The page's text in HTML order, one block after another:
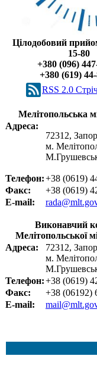
Цілодобовий
15-80
+380 (096)
+380 (619)
RSS 2.0
Мелітопольська
Адреса:
72312,
м.
Телефон:+38 (0619)
Факс:
+38 (0619)
E-mail:
Виконавчий
Мелітопольської
Адреса:
72312,
м.
Телефон:+38 (0619)
Факс:
+38 (06192)
E-mail:
Весь контент